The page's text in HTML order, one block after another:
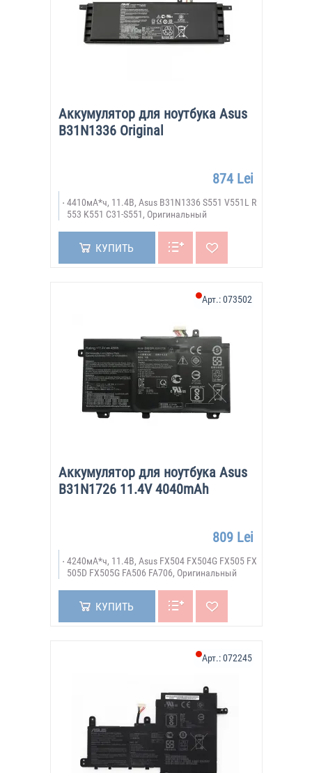
Аккумулятор для ноутбука Asus
B31N1336 Original
874 Lei
4410мА*ч, 11.4В, Asus B31N1336 S551 V551L R
553 K551 C31-S551, Оригинальный
КУПИТЬ
Аккумулятор для ноутбука Asus
B31N1726 11.4V 4040mAh
Арт.:073502
809 Lei
4240мА*ч, 11.4В, Asus FX504 FX504G FX505 FX
505D FX505G FA506 FA706, Оригинальный
КУПИТЬ
Арт.:072245